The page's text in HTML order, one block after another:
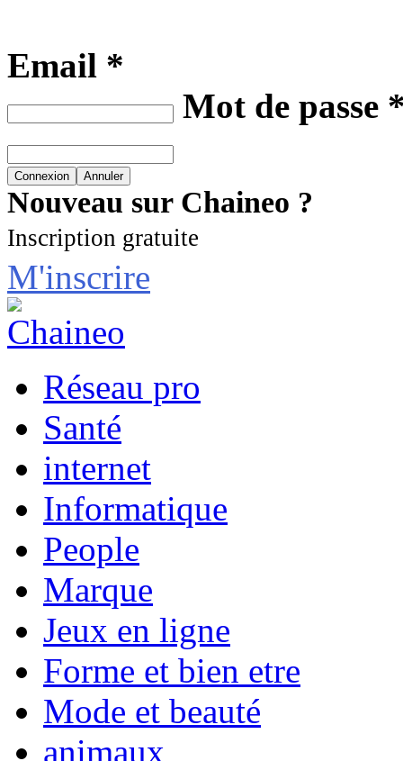
Email *
Mot de passe
Nouveau sur Chaineo ?
Inscription gratuite
M'inscrire
Réseau pro
Santé
internet
Informatique
People
Marque
Jeux en ligne
Forme et bien etre
Mode et beauté
animaux